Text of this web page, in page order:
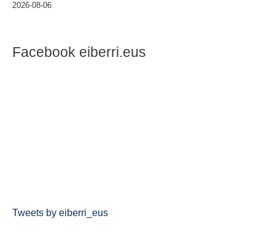
2026-08-06
Facebook eiberri.eus
Tweets by eiberri_eus